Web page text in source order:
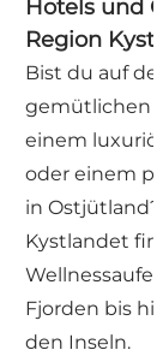
Hotels und
Region
Bist du auf
gemütlichen
einem
oder einem
in
Kystlandet
Fjorden bis
den Inseln.